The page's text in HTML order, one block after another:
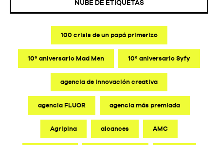
NUBE DE ETIQUETAS
100 crisis de un papá primerizo
10º aniversario Mad Men 10º aniversario Syfy
agencia de innovación creativa
agencia FLUOR agencia más premiada
Agripina alcances AMC